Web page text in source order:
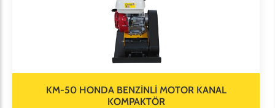
KM-50 HONDA BENZİNLİ MOTOR KANAL
KOMPAKTÖR